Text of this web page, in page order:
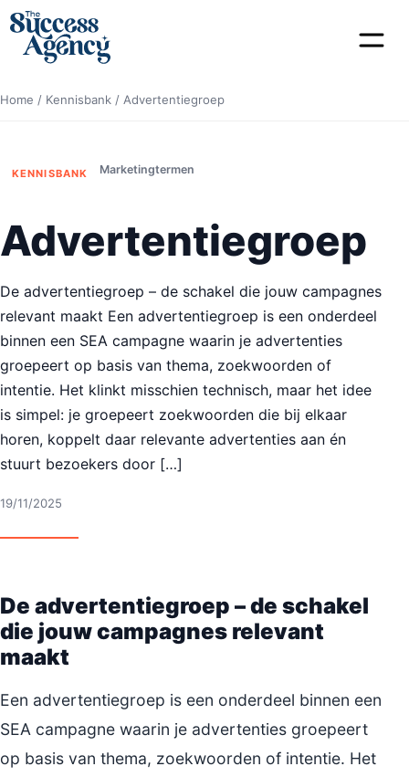
Home / Kennisbank / Advertentiegroep
KENNISBANK Marketingtermen
Advertentiegroep
De advertentiegroep – de schakel die jouw campagnes
relevant maakt Een advertentiegroep is een onderdeel
binnen een SEA campagne waarin je advertenties
groepeert op basis van thema, zoekwoorden of
intentie. Het klinkt misschien technisch, maar het idee
is simpel: je groepeert zoekwoorden die bij elkaar
horen, koppelt daar relevante advertenties aan én
stuurt bezoekers door […]
19/11/2025
De advertentiegroep – de schakel
die jouw campagnes relevant
maakt
Een advertentiegroep is een onderdeel binnen een
SEA campagne waarin je advertenties groepeert
op basis van thema, zoekwoorden of intentie. Het